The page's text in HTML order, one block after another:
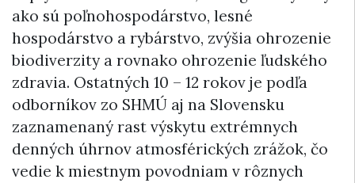
ako sú poľnohospodárstvo, lesné
hospodárstvo a rybárstvo, zvýšia ohrozenie
biodiverzity a rovnako ohrozenie ľudského
zdravia. Ostatných 10 – 12 rokov je podľa
odborníkov zo SHMÚ aj na Slovensku
zaznamenaný rast výskytu extrémnych
denných úhrnov atmosférických zrážok, čo
vedie k miestnym povodniam v rôznych